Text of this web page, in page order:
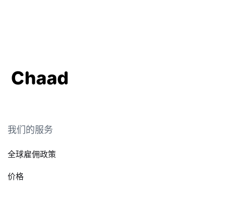
我们的服务
全球雇佣政策
价格